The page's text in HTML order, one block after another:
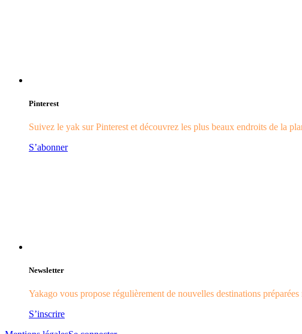
Pinterest
Suivez le yak sur Pinterest et découvrez les plus beaux endroits de la
S’abonner
Newsletter
Yakago vous propose régulièrement de nouvelles destinations
S’inscrire